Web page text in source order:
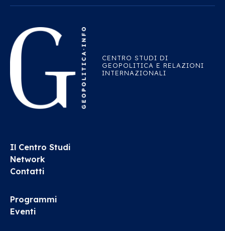
CENTRO STUDI DI
GEOPOLITICA E RELAZIONI
INTERNAZIONALI
Il Centro Studi
Network
Contatti
Programmi
Eventi